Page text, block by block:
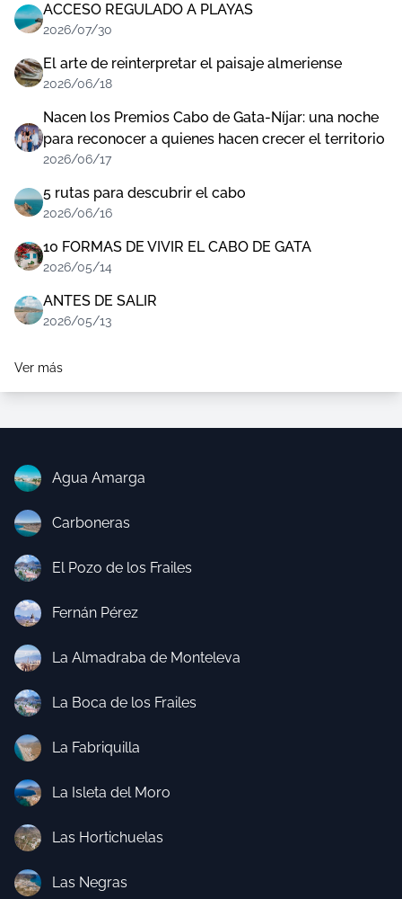
ACCESO REGULADO A PLAYAS
2026/07/30
El arte de reinterpretar el paisaje almeriense
2026/06/18
Nacen los Premios Cabo de Gata-Níjar: una noche
para reconocer a quienes hacen crecer el territorio
2026/06/17
5 rutas para descubrir el cabo
2026/06/16
10 FORMAS DE VIVIR EL CABO DE GATA
2026/05/14
ANTES DE SALIR
2026/05/13
Ver más
Agua Amarga
Carboneras
El Pozo de los Frailes
Fernán Pérez
La Almadraba de Monteleva
La Boca de los Frailes
La Fabriquilla
La Isleta del Moro
Las Hortichuelas
Las Negras